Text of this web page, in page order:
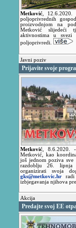
Metković
12.6.2020.
poljoprivrednih
proizvodnjom na
Metković slijedeći
aktivnostima u
poljoprivredi.
Javni poziv
Prijavite svoje
Metković ,8.6.2020.
Metković, kao
još jednom poziva
razdoblju 26. lipnja
organizirati svoja
gks@metkovic.hr radi
izbjegavanja njihova
Akcija
Predajte svoj EE